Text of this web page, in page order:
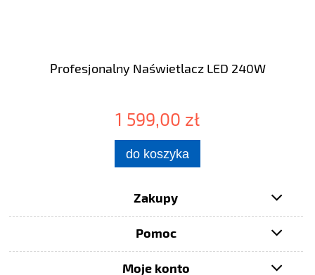
Profesjonalny Naświetlacz LED 240W
1 599,00 zł
do koszyka
Zakupy
Pomoc
Moje konto